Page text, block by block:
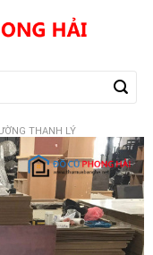
THANH LÝ